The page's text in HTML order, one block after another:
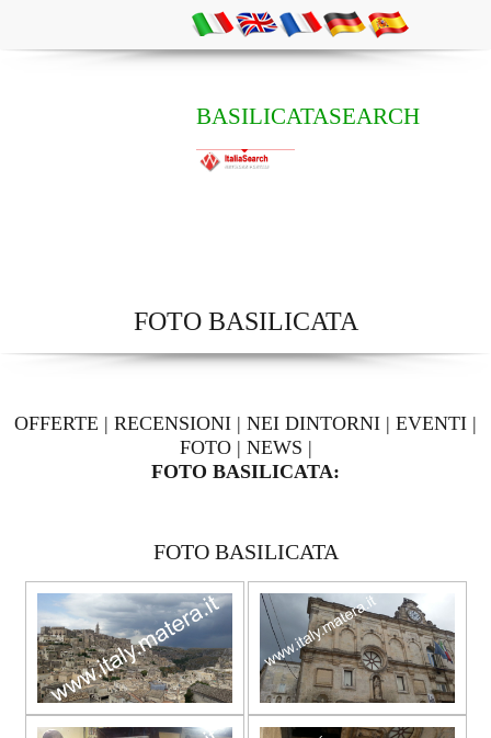
BASILICATASEARCH
FOTO BASILICATA
OFFERTE | RECENSIONI | NEI DINTORNI | EVENTI |
FOTO| NEWS |
FOTO BASILICATA:
FOTO BASILICATA